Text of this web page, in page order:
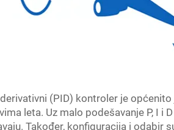
(PID) kontroler je
leta. Uz malo podešavanje P, I i
Također, konfiguracija i odabir